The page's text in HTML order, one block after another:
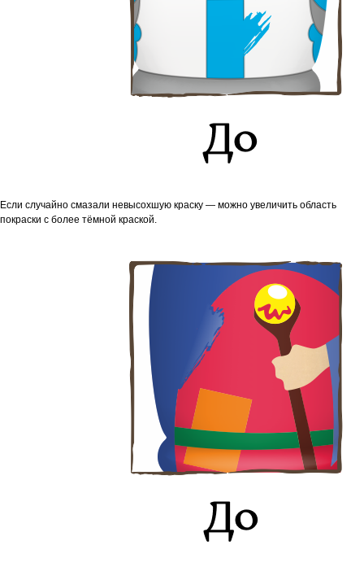
Если случайно смазали невысохшую краску — можно увеличить область
покраски с более тёмной краской.